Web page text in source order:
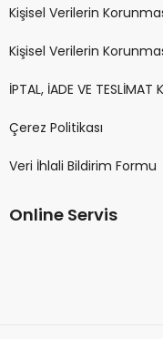
Kişisel Verilerin
Kişisel Verilerin
İPTAL, İADE VE TESLİMAT
Çerez Politikası
Veri İhlali Bildirim Formu
Online Servis